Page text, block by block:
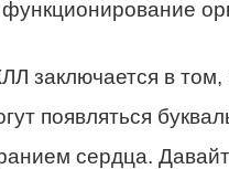
заключается в том,
появляться
сердца.